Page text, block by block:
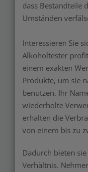
dass Bestandteile
Umständen
Interessieren Sie
Alkoholtester
einem exakten
Produkte, um sie
benutzen. Ihr
wiederholte
erhalten die
von einem bis zu
Dadurch bieten
Verhältnis.